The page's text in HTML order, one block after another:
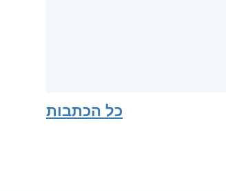
כל הכתבות